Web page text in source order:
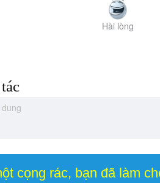
Hài lòng
cọng rác, bạn đã làm